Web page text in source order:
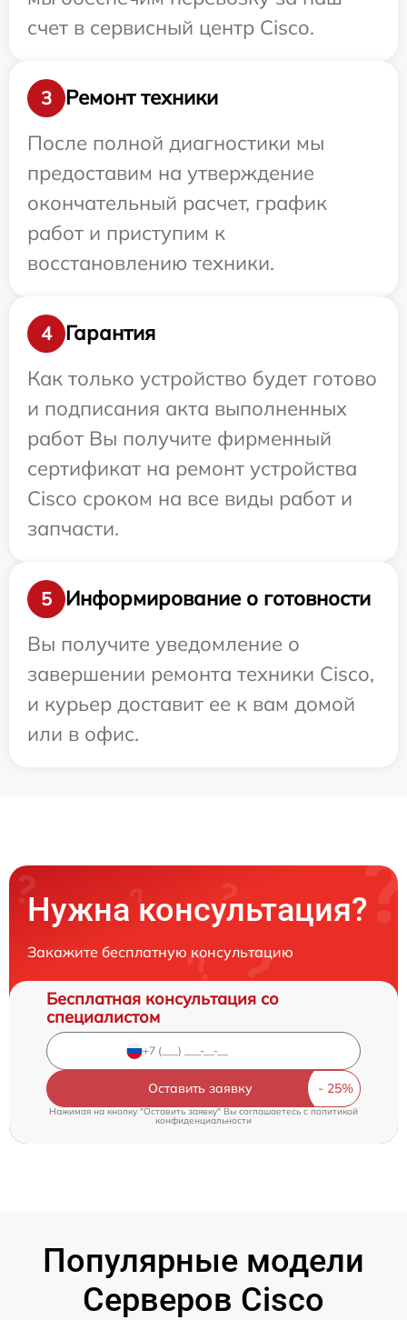
счет в сервисный центр Cisco.
3
Ремонт техники
После полной диагностики мы
предоставим на утверждение
окончательный расчет, график
работ и приступим к
восстановлению техники.
4
Гарантия
Как только устройство будет готово
и подписания акта выполненных
работ Вы получите фирменный
сертификат на ремонт устройства
Cisco сроком на все виды работ и
запчасти.
5
Информирование о готовности
Вы получите уведомление о
завершении ремонта техники Cisco,
и курьер доставит ее к вам домой
или в офис.
Нужна консультация?
Закажите бесплатную консультацию
Бесплатная консультация со
специалистом
Оставить заявку
Нажимая на кнопку "Оставить заявку" Вы соглашаетесь cполитикой
конфиденциальности
Популярные модели
Серверов Cisco